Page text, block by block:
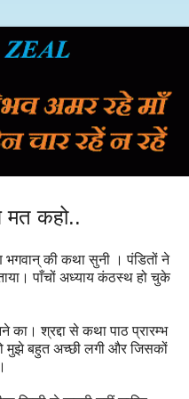
मत कहो..
की कथा सुनी । पंडितों ने
पाँचों अध्याय कंठस्थ हो चुके
का। श्रद्दा से कथा पाठ प्रारम्भ
मुझे बहुत अच्छी लगी और जिसकों